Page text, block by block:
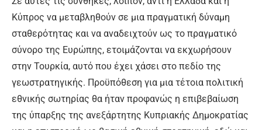
Κύπρος να μεταβληθούν σε μια πραγματική δύναμη
σταθερότητας και να αναδειχτούν ως το πραγματικό
σύνορο της Ευρώπης, ετοιμάζονται να εκχωρήσουν
στην Τουρκία, αυτό που έχει χάσει στο πεδίο της
γεωστρατηγικής. Προϋπόθεση για μια τέτοια πολιτική
εθνικής σωτηρίας θα ήταν προφανώς η επιβεβαίωση
της ύπαρξης της ανεξάρτητης Κυπριακής Δημοκρατίας